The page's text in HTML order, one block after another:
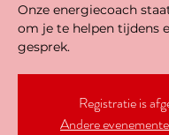
Onze energiecoach
om je te helpen tijdens
gesprek.
Registratie is
Andere